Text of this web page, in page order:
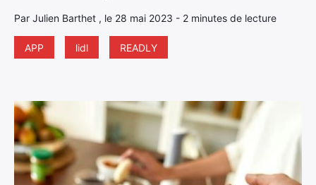
Par Julien Barthet , le 28 mai 2023 - 2 minutes de lecture
APP lidl READLY